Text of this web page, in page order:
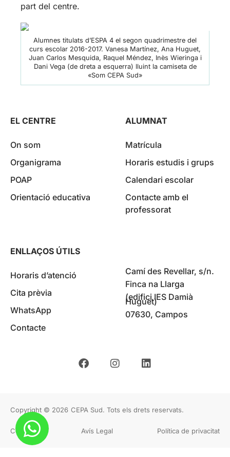
part del centre.
Alumnes titulats d’ESPA 4 el segon quadrimestre del
curs escolar 2016-2017. Vanesa Martínez, Ana Huguet,
Juan Carlos Mesquida, Raquel Méndez, Inès Wieringa i
Dani Vega (de dreta a esquerra) lluint la camiseta de
«Som CEPA Sud»
EL CENTRE
On som
Organigrama
POAP
Orientació educativa
ALUMNAT
Matrícula
Horaris estudis i grups
Calendari escolar
Contacte amb el
professorat
ENLLAÇOS ÚTILS
Horaris d’atenció
Cita prèvia
WhatsApp
Contacte
Camí des Revellar, s/n.
Finca na Llarga
(edifici IES Damià
Huguet)
07630, Campos
Copyright © 2026 CEPA Sud. Tots els drets reservats.
Cookies Avís Legal Política de privacitat